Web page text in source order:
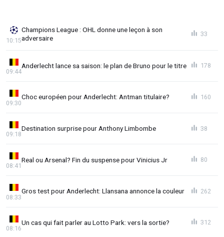
Champions League : OHL donne une leçon à son
adversaire
10:15
33
Anderlecht lance sa saison: le plan de Bruno pour le titre
09:44
178
Choc européen pour Anderlecht: Antman titulaire?
09:30
160
Destination surprise pour Anthony Limbombe
09:18
38
Real ou Arsenal? Fin du suspense pour Vinicius Jr
08:41
80
Gros test pour Anderlecht: Llansana annonce la couleur
08:33
262
Un cas qui fait parler au Lotto Park: vers la sortie?
08:16
312